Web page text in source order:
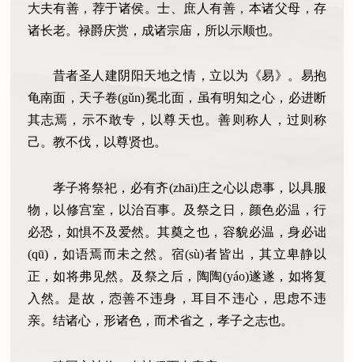
大夫有善，荐于诸侯。士、庶人有善，本诸父母，存
诸长老。禄爵庆赏，成诸宗庙，所以示顺也。
昔者圣人建阴阳天地之情，立以为《易》。易抱
龟南面，天子卷(gǔn)冕北面，虽有明知之心，必进断
其志焉，示不敢专，以尊天也。善则称人，过则称
己。教不伐，以尊贤也。
孝子将祭祀，必有齐(zhāi)庄之心以虑事，以具服
物，以修宫室，以治百事。及祭之日，颜色必温，行
必恐，如惧不及爱然。其奠之也，容貌必温，身必诎
(qū)，如语焉而未之然。宿(sù)者皆出，其立卑静以
正，如将弗见然。及祭之后，陶陶(yáo)遂遂，如将复
入然。是故，悫善不违身，耳目不违心，思虑不违
亲。结诸心，形诸色，而术省之，孝子之志也。